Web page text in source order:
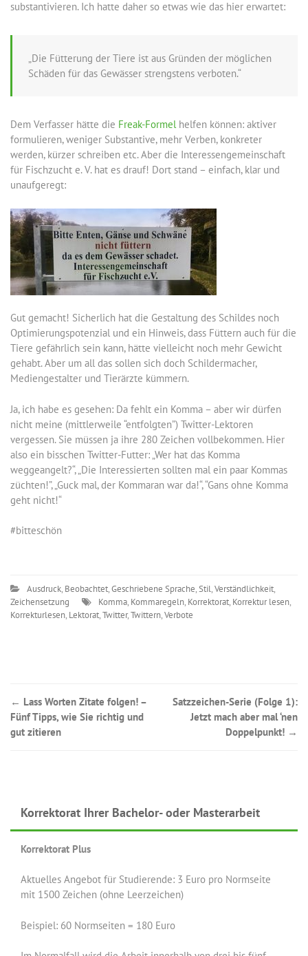
substantivieren. Ich hatte daher so etwas wie das hier erwartet:
„Die Fütterung der Tiere ist aus Gründen der möglichen
Schäden für das Gewässer strengstens verboten.“
Dem Verfasser hätte die Freak-Formelhelfen können: aktiver
formulieren, weniger Substantive, mehr Verben, konkreter
werden, kürzer schreiben etc. Aber die Interessengemeinschaft
für Fischzucht e. V. hat es drauf! Dort stand – einfach, klar und
unaufgeregt:
Gut gemacht! Sicherlich hat die Gestaltung des Schildes noch
Optimierungspotenzial und ein Hinweis, dass Füttern auch für die
Tiere gefährlich sein kann, hätte vielleicht noch mehr Gewicht
gehabt. Aber um all das sollen sich doch Schildermacher,
Mediengestalter und Tierärzte kümmern.
Ja, ich habe es gesehen: Da fehlt ein Komma – aber wir dürfen
nicht meine (mittlerweile “entfolgten”) Twitter-Lektoren
vergessen. Sie müssen ja ihre 280 Zeichen vollbekommen. Hier
also ein bisschen Twitter-Futter: „Wer hat das Komma
weggeangelt?“, „Die Interessierten sollten mal ein paar Kommas
züchten!”, „Guck mal, der Kommaran war da!“, “Gans ohne Komma
geht nicht!“
#bitteschön
Ausdruck, Beobachtet,Geschriebene Sprache,Stil,Verständlichkeit,
Zeichensetzung
Komma, Kommaregeln, Korrektorat, Korrektur lesen,
Korrekturlesen, Lektorat,Twitter,Twittern,Verbote
Post
navigation
← Lass Worten Zitate folgen! –
Fünf Tipps, wie Sie richtig und
gut zitieren
Satzzeichen-Serie (Folge 1):
Jetzt mach aber mal ‘nen
Doppelpunkt! →
Korrektorat Ihrer Bachelor- oder Masterarbeit
Korrektorat Plus
Aktuelles Angebot für Studierende: 3 Euro pro Normseite
mit 1500 Zeichen (ohne Leerzeichen)
Beispiel: 60 Normseiten = 180 Euro